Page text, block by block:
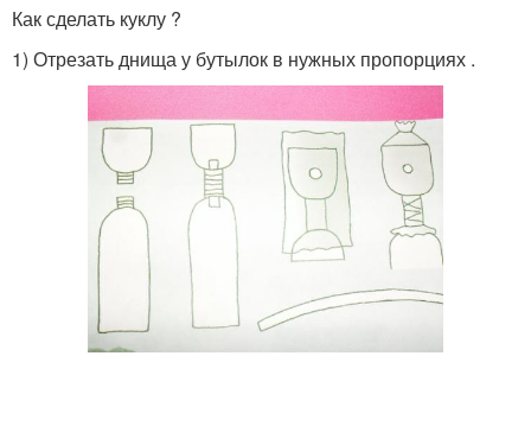
Как сделать куклу ?
1) Отрезать днища у бутылок в нужных пропорциях .